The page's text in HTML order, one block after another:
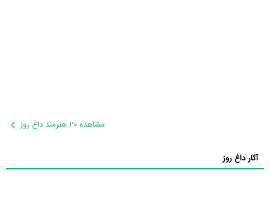
مشاهده 20 هنرمند داغ روز
آثار داغ روز